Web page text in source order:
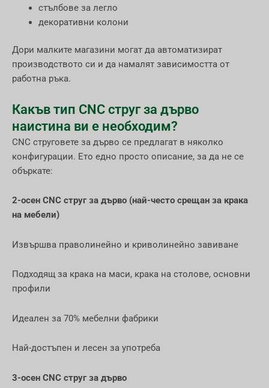
стълбове за легло
декоративни колони
Дори малките магазини могат да автоматизират
производството си и да намалят зависимостта от
работна ръка.
Какъв тип CNC струг за дърво
наистина ви е необходим?
CNC струговете за дърво се предлагат в няколко
конфигурации. Ето едно просто описание, за да не се
объркате:
2-осен CNC струг за дърво (най-често срещан за крака
на мебели)
Извършва праволинейно и криволинейно завиване
Подходящ за крака на маси, крака на столове, основни
профили
Идеален за 70% мебелни фабрики
Най-достъпен и лесен за употреба
3-осен CNC струг за дърво